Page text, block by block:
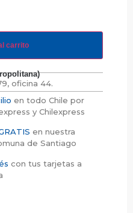
carrito
oficina 44.
en todo Chile por
y Chilexpress
en nuestra
de Santiago
con tus tarjetas a